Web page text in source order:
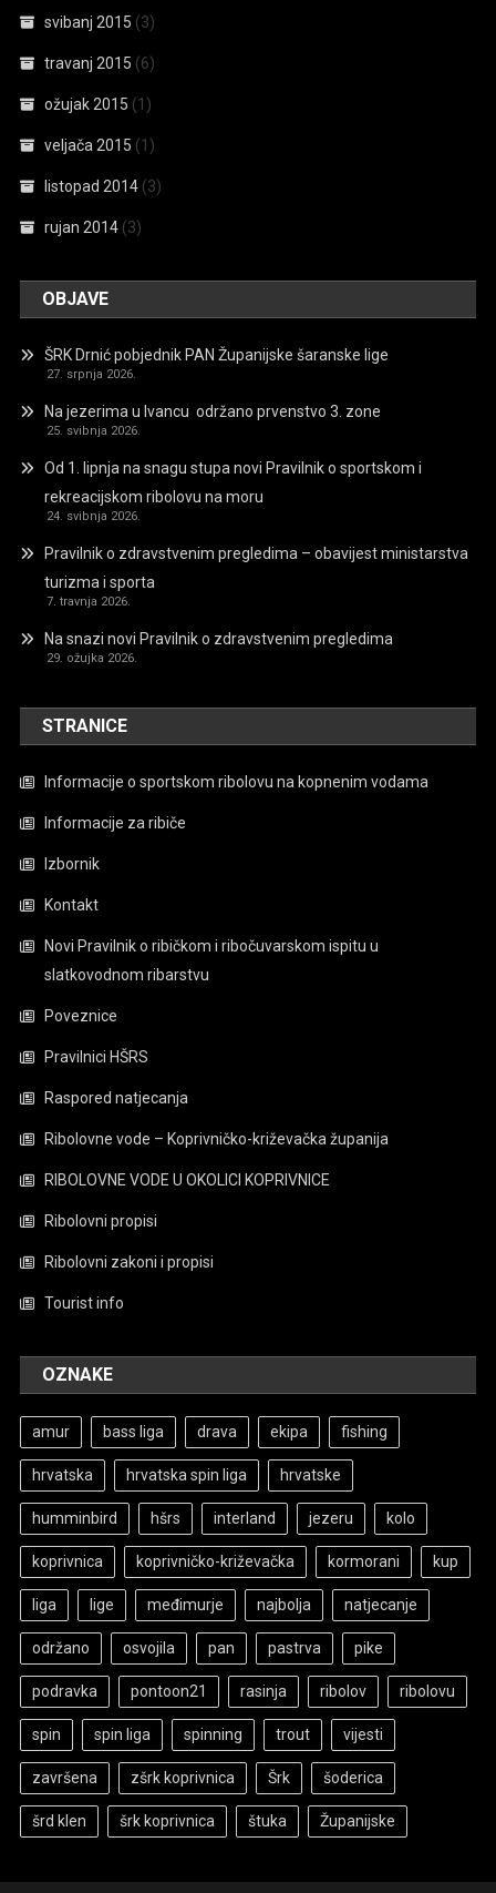
svibanj 2015 (3)
travanj 2015 (6)
ožujak 2015 (1)
veljača 2015 (1)
listopad 2014 (3)
rujan 2014 (3)
OBJAVE
ŠRK Drnić pobjednik PAN Županijske šaranske lige
27. srpnja 2026.
Na jezerima u Ivancu održano prvenstvo 3. zone
25. svibnja 2026.
Od 1. lipnja na snagu stupa novi Pravilnik o sportskom i
rekreacijskom ribolovu na moru
24. svibnja 2026.
Pravilnik o zdravstvenim pregledima – obavijest ministarstva
turizma i sporta
7. travnja 2026.
Na snazi novi Pravilnik o zdravstvenim pregledima
29. ožujka 2026.
STRANICE
Informacije o sportskom ribolovu na kopnenim vodama
Informacije za ribiče
Izbornik
Kontakt
Novi Pravilnik o ribičkom i ribočuvarskom ispitu u
slatkovodnom ribarstvu
Poveznice
Pravilnici HŠRS
Raspored natjecanja
Ribolovne vode – Koprivničko-križevačka županija
RIBOLOVNE VODE U OKOLICI KOPRIVNICE
Ribolovni propisi
Ribolovni zakoni i propisi
Tourist info
OZNAKE
amur bass liga drava ekipa fishing
hrvatska hrvatska spin liga hrvatske
humminbird hšrs interland jezeru kolo
koprivnica koprivničko-križevačka kormorani kup
liga lige međimurje najbolja natjecanje
održano osvojila pan pastrva pike
podravka pontoon21 rasinja ribolov ribolovu
spin spin liga spinning trout vijesti
završena zšrk koprivnica Šrk šoderica
šrd klen šrk koprivnica štuka Županijske